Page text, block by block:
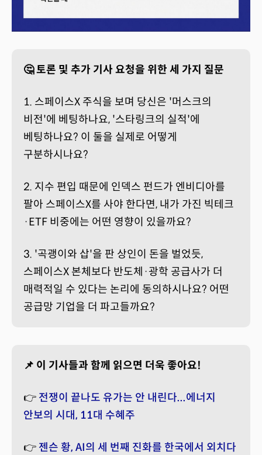
🤔 토론 및 추가 기사 요청을 위한 세 가지 질문
1. 스페이스X 주식을 보며 당신은 '머스크의
비전'에 베팅하나요, '스타링크의 실적'에
베팅하나요? 이 둘을 실제로 어떻게
구분하시나요?
2. 지수 편입 때문에 인덱스 펀드가 엔비디아를
팔아 스페이스X를 사야 한다면, 내가 가진 빅테크
·ETF 비중에는 어떤 영향이 있을까요?
3. '곡괭이와 삽'을 판 상인이 돈을 벌었듯,
스페이스X 본체보다 반도체·광학 공급사가 더
매력적일 수 있다는 논리에 동의하시나요? 어떤
공급망 기업을 더 파고들까요?
📌 이 기사들과 함께 읽으면 더욱 좋아요!
👉 전쟁이 끝나도 유가는 안 내린다...에너지
안보의 시대, 11대 수혜주
👉 젠슨 황, AI의 세 번째 진화를 한국에서 외치다